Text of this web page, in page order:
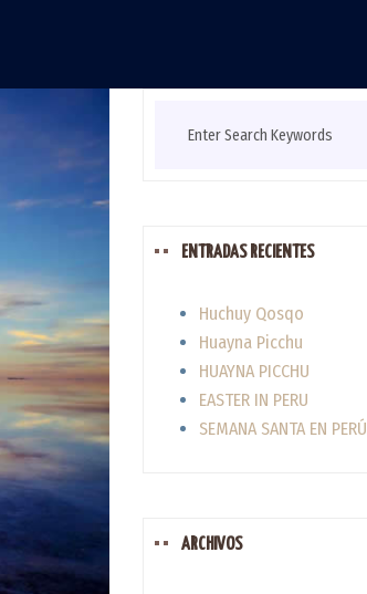
ENTRADAS RECIENTES
Huchuy Qosqo
Huayna Picchu
HUAYNA PICCHU
EASTER IN PERU
SEMANA SANTA EN PERÚ
ARCHIVOS